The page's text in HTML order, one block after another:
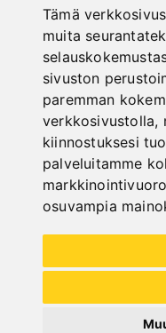
Tämä
muita
sivuston
paremman
verkkosivustolla,
kiinnostuksesi
palveluitamme
osuvampia
Price on